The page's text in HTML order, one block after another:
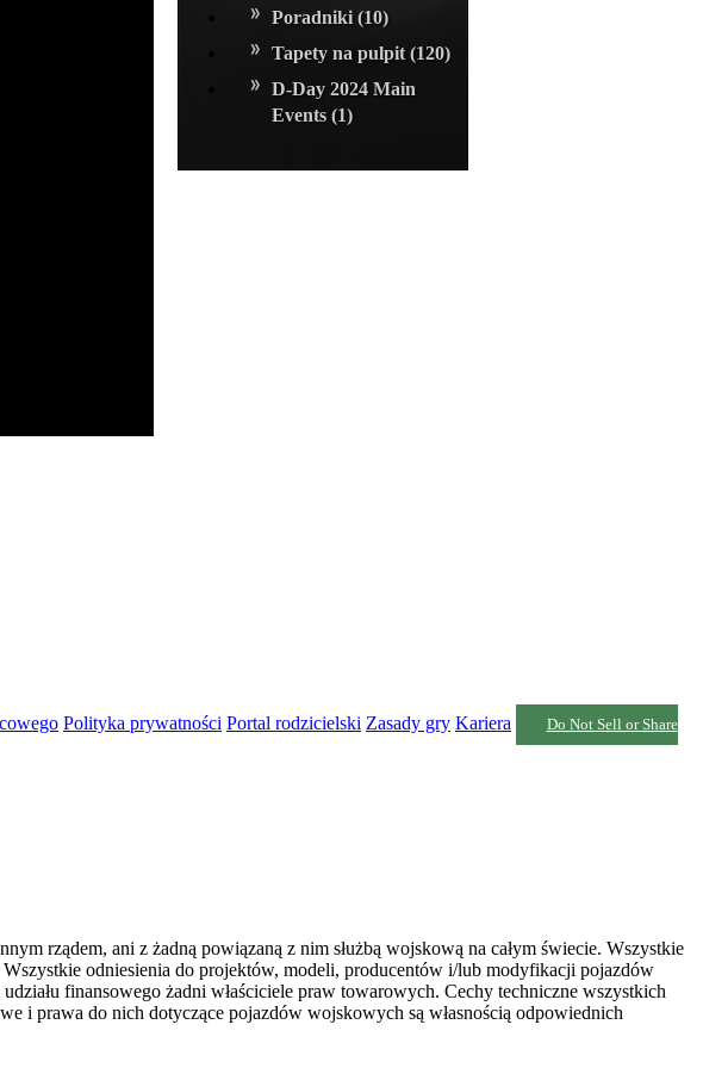
Poradniki (10)
Tapety na pulpit (120)
D-Day 2024 Main
Events (1)
Polityka prywatności Portal rodzicielski Zasady gry Kariera
Do Not Sell or Share
rządem, ani z żadną powiązaną z nim służbą wojskową na całym świecie. Wszystkie
odniesienia do projektów, modeli, producentów i/lub modyfikacji pojazdów
finansowego żadni właściciele praw towarowych. Cechy techniczne wszystkich
i prawa do nich dotyczące pojazdów wojskowych są własnością odpowiednich